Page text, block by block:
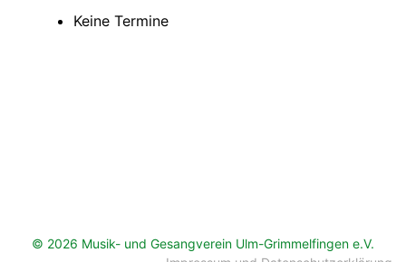
Keine Termine
© 2026 Musik- und Gesangverein Ulm-Grimmelfingen e.V.